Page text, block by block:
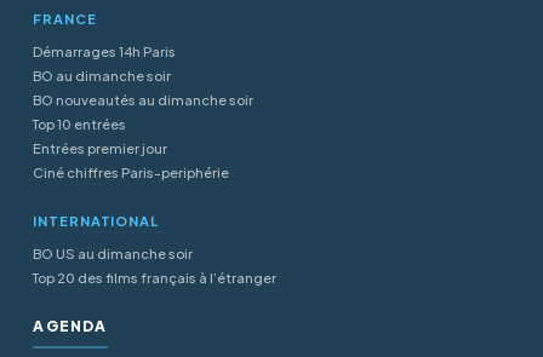
FRANCE
Démarrages 14h Paris
BO au dimanche soir
BO nouveautés au dimanche soir
Top 10 entrées
Entrées premier jour
Ciné chiffres Paris-periphérie
INTERNATIONAL
BO US au dimanche soir
Top 20 des films français à l’étranger
AGENDA